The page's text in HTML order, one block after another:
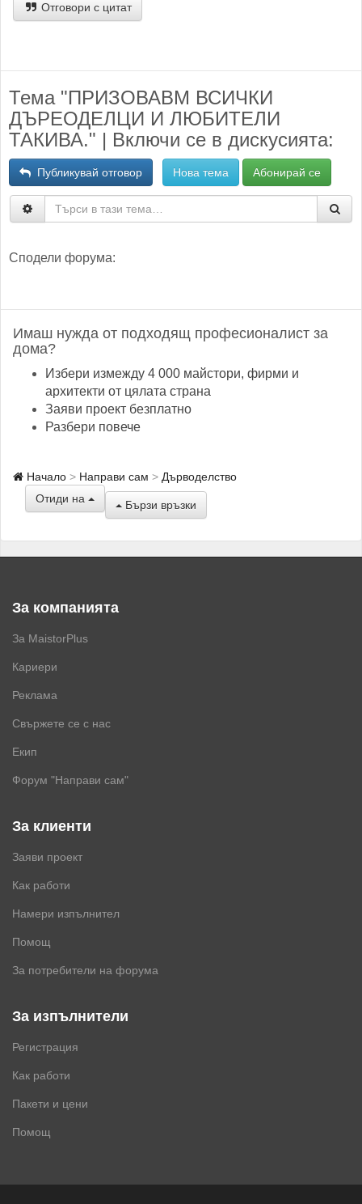
Отговори с цитат
Тема "ПРИЗОВАВМ ВСИЧКИ
ДЪРЕОДЕЛЦИ И ЛЮБИТЕЛИ
ТАКИВА." | Включи се в дискусията:
Публикувай отговор Нова тема Абонирай се
Сподели форума:
Имаш нужда от подходящ професионалист за
дома?
Избери измежду 4 000 майстори, фирми и
архитекти от цялата страна
Заяви проект безплатно
Разбери повече
Начало Направи сам
Дърводелство
Отиди на
Бързи връзки
За компанията
За MaistorPlus
Кариери
Реклама
Свържете се с нас
Екип
Форум "Направи сам"
За клиенти
Заяви проект
Как работи
Намери изпълнител
Помощ
За потребители на форума
За изпълнители
Регистрация
Как работи
Пакети и цени
Помощ